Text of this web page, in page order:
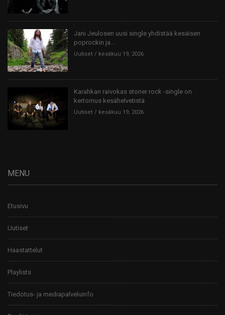
Jani Jeulosen uusi single yhdistää kesäisen
poprockin ja...
Uutiset kesäkuu 19, 2026
Karahkan raivokas stoner rock -single on
kertomus kesähelvetistä
Uutiset kesäkuu 19, 2026
MENU
Etusivu
Uutiset
Haastattelut
Playlists
Tiedotus- ja mediapalveluinfo